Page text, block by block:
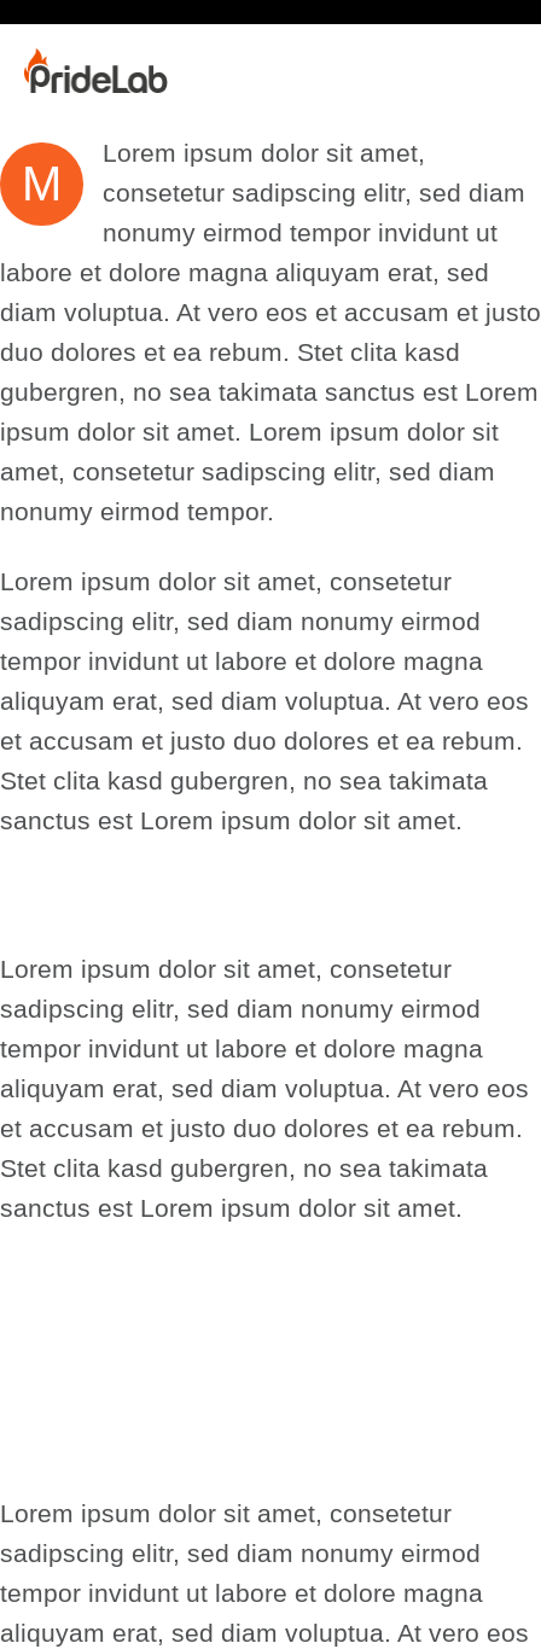
M
Lorem ipsum dolor sit amet,
consetetur sadipscing elitr, sed diam
nonumy eirmod tempor invidunt ut
labore et dolore magna aliquyam erat, sed
diam voluptua. At vero eos et accusam et justo
duo dolores et ea rebum. Stet clita kasd
gubergren, no sea takimata sanctus est Lorem
ipsum dolor sit amet. Lorem ipsum dolor sit
amet, consetetur sadipscing elitr, sed diam
nonumy eirmod tempor.
Lorem ipsum dolor sit amet, consetetur
sadipscing elitr, sed diam nonumy eirmod
tempor invidunt ut labore et dolore magna
aliquyam erat, sed diam voluptua. At vero eos
et accusam et justo duo dolores et ea rebum.
Stet clita kasd gubergren, no sea takimata
sanctus est Lorem ipsum dolor sit amet.
Lorem ipsum dolor sit amet, consetetur
sadipscing elitr, sed diam nonumy eirmod
tempor invidunt ut labore et dolore magna
aliquyam erat, sed diam voluptua. At vero eos
et accusam et justo duo dolores et ea rebum.
Stet clita kasd gubergren, no sea takimata
sanctus est Lorem ipsum dolor sit amet.
Lorem ipsum dolor sit amet, consetetur
sadipscing elitr, sed diam nonumy eirmod
tempor invidunt ut labore et dolore magna
aliquyam erat, sed diam voluptua. At vero eos